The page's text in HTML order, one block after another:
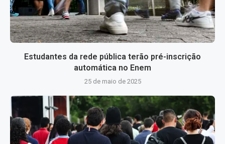
Estudantes da rede pública terão pré-inscrição
automática no Enem
25 de maio de 2025